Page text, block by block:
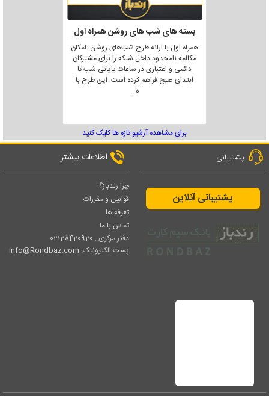
بسته های شب های روشن همراه اول
همراه اول با ارائه طرح شب‌های روشن، امکان
مکالمه نامحدود داخل شبکه را برای مشترکان
دائمی و اعتباری در ساعات پایانی شب تا
ابتدای صبح فراهم کرده است. این طرح با
ه...
برای مشاهده آرشیو تازه ها کلیک کنید
پشتیبانی
پشتیبانی آنلاین
اطلاعات بیشتر
چرا رندباز؟
قوانین و مقررات
تعرفه ها
تماس با ما
دفتر مرکزی : 02128420920
پست الکترونیک: info@Rondbaz.com